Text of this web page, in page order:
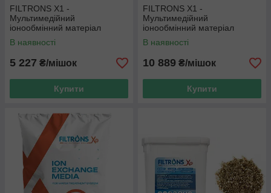
FILTRONS X1 -
Мультимедійний
іонообмінний матеріал
комплексної дії (12 л) аналог
Ecomix A
В наявності
5 227 ₴/мішок
Купити
FILTRONS X1 -
Мультимедійний
іонообмінний матеріал
комплексної дії (25л) аналог
Ecomix A (ціна з ПДВ)
В наявності
10 889 ₴/мішок
Купити